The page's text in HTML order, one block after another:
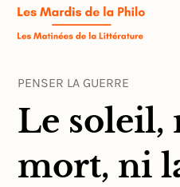
PENSER LA GUERRE
Le soleil,
mort, ni